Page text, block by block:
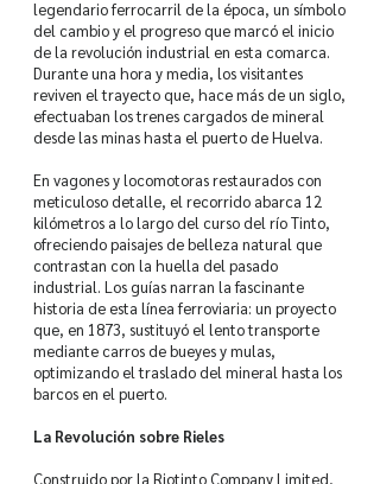
legendario ferrocarril de la época, un símbolo
del cambio y el progreso que marcó el inicio
de la revolución industrial en esta comarca.
Durante una hora y media, los visitantes
reviven el trayecto que, hace más de un siglo,
efectuaban los trenes cargados de mineral
desde las minas hasta el puerto de Huelva.
En vagones y locomotoras restaurados con
meticuloso detalle, el recorrido abarca 12
kilómetros a lo largo del curso del río Tinto,
ofreciendo paisajes de belleza natural que
contrastan con la huella del pasado
industrial. Los guías narran la fascinante
historia de esta línea ferroviaria: un proyecto
que, en 1873, sustituyó el lento transporte
mediante carros de bueyes y mulas,
optimizando el traslado del mineral hasta los
barcos en el puerto.
La Revolución sobre Rieles
Construido por la Riotinto Company Limited,